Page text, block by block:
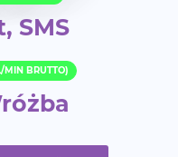
SMS
MIN BRUTTO)